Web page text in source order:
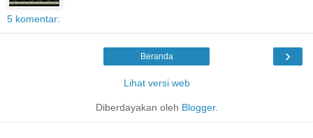
5 komentar:
›
Beranda
Lihat versi web
Diberdayakan oleh Blogger.